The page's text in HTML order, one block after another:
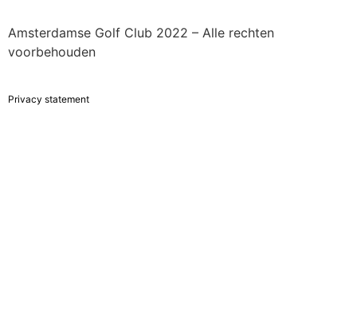
Amsterdamse Golf Club 2022 – Alle rechten
voorbehouden
Privacy statement